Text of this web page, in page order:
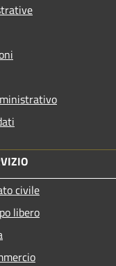
civile
libero